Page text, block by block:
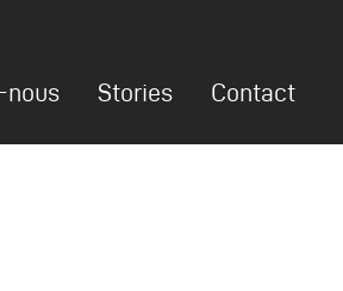
nous Stories Contact